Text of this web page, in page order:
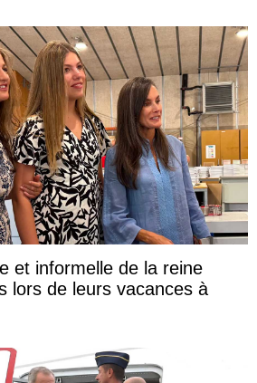
et informelle de la reine
lors de leurs vacances à